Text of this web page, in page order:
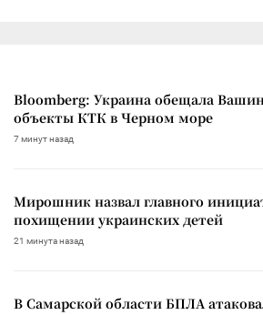
Bloomberg: Украина обещала
объекты КТК в Черном море
7 минут назад
Мирошник назвал главного
похищении украинских детей
21 минута назад
В Самарской области БПЛА